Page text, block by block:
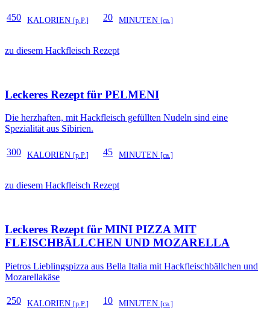
450 KALORIEN [p.P.] 20 MINUTEN [ca.]
zu diesem Hackfleisch Rezept
Leckeres Rezept für PELMENI
Die herzhaften, mit Hackfleisch gefüllten Nudeln sind eine
Spezialität aus Sibirien.
300 KALORIEN [p.P.] 45 MINUTEN [ca.]
zu diesem Hackfleisch Rezept
Leckeres Rezept für MINI PIZZA MIT
FLEISCHBÄLLCHEN UND MOZARELLA
Pietros Lieblingspizza aus Bella Italia mit Hackfleischbällchen und
Mozarellakäse
250 KALORIEN [p.P.] 10 MINUTEN [ca.]